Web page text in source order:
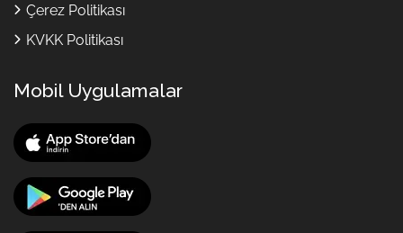
Çerez Politikası
KVKK Politikası
Mobil Uygulamalar